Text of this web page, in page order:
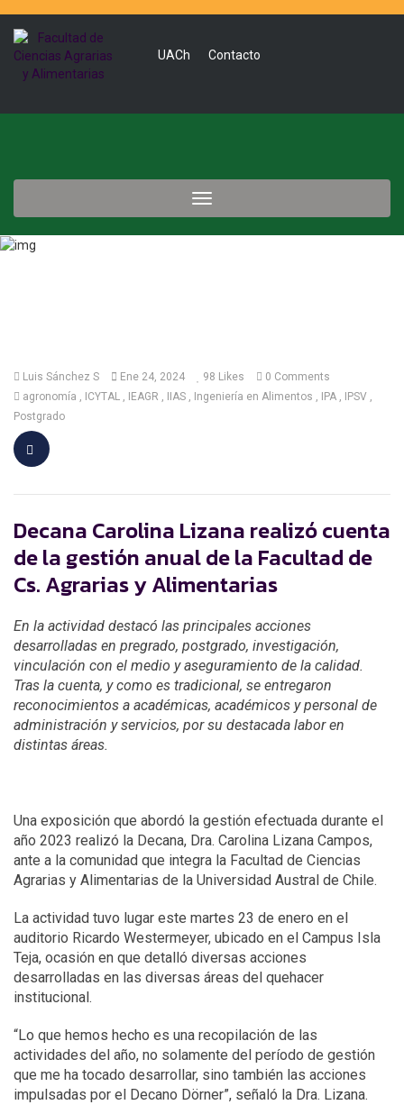
UACh Contacto
Toggle
navigation
Luis Sánchez S Ene 24, 2024 98 Likes
0 Comments
agronomía
ICYTAL IEAGR IIAS Ingeniería en Alimentos IPA
IPSV
Postgrado
Decana Carolina Lizana realizó cuenta
de la gestión anual de la Facultad de
Cs. Agrarias y Alimentarias
En la actividad destacó las principales acciones
desarrolladas en pregrado, postgrado, investigación,
vinculación con el medio y aseguramiento de la calidad.
Tras la cuenta, y como es tradicional, se entregaron
reconocimientos a académicas, académicos y personal de
administración y servicios, por su destacada labor en
distintas áreas.
Una exposición que abordó la gestión efectuada durante el
año 2023 realizó la Decana, Dra. Carolina Lizana Campos,
ante a la comunidad que integra la Facultad de Ciencias
Agrarias y Alimentarias de la Universidad Austral de Chile.
La actividad tuvo lugar este martes 23 de enero en el
auditorio Ricardo Westermeyer, ubicado en el Campus Isla
Teja, ocasión en que detalló diversas acciones
desarrolladas en las diversas áreas del quehacer
institucional.
“Lo que hemos hecho es una recopilación de las
actividades del año, no solamente del período de gestión
que me ha tocado desarrollar, sino también las acciones
impulsadas por el Decano Dörner”, señaló la Dra. Lizana.